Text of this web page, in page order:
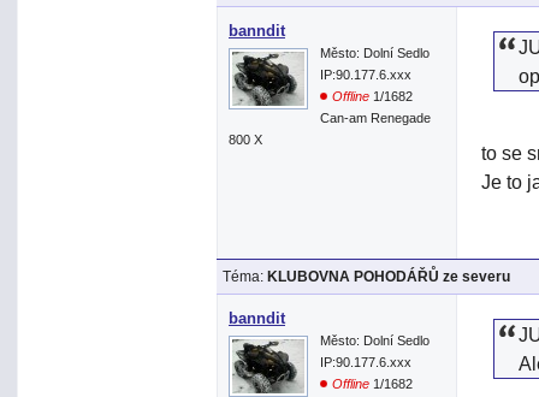
banndit
Město: Dolní Sedlo
IP:90.177.6.xxx
Offline 1/1682
Can-am Renegade
800 X
to se
Je to
Téma: KLUBOVNA POHODÁŘŮ ze severu
banndit
Město: Dolní Sedlo
IP:90.177.6.xxx
Offline 1/1682